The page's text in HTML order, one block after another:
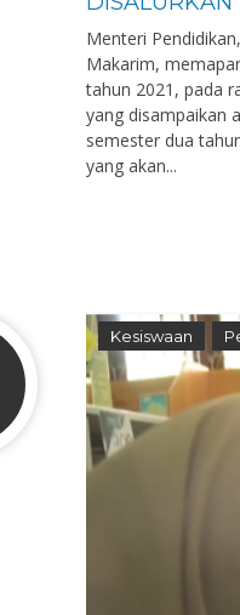
Menteri
Makarim,
tahun 2021, pada
yang disampaikan
semester dua
yang akan...
Kesiswaan